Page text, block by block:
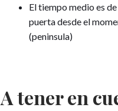
El tiempo medio es
puerta desde el
(peninsula)
A tener en